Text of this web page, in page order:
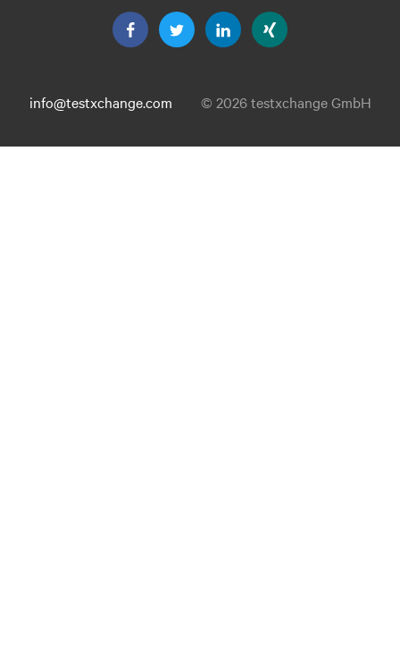
info@testxchange.com © 2026 testxchange GmbH